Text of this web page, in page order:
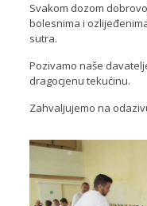
Svakom dozom
bolesnima i
sutra.
Pozivamo naše
dragocjenu tekućinu.
Zahvaljujemo na